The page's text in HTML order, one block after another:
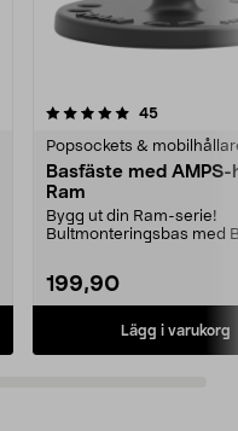
45recensioner
Popsockets &
Basfäste med AMPS-
Ram
Bygg ut din Ram-serie!
Bultmonteringsbas med
199,90
Lägg i varukorg
4.5av 5 stjärnor